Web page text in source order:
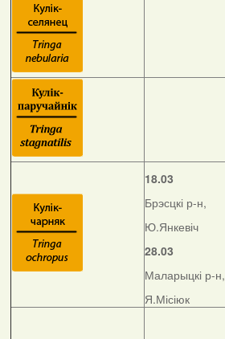
18.03
Брэсцкі р-н,
Ю.Янкевіч
28.03
Маларыцкі р-н,
Я.Місіюк